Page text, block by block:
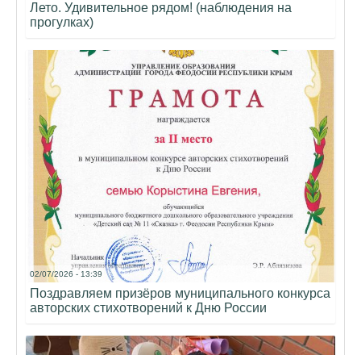
Лето. Удивительное рядом! (наблюдения на
прогулках)
02/07/2026 - 13:39
Поздравляем призёров муниципального конкурса
авторских стихотворений к Дню России